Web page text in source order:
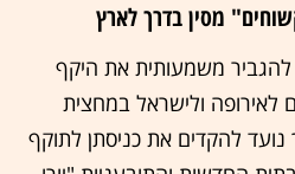
מסין בדרך לארץ
להגביר משמעותית את היקף
לאירופה ולישראל במחצית
להקדים את כניסתן לתוקף